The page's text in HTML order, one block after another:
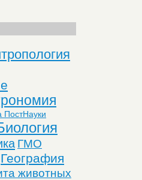
ПостНауки
ГМО
География
животных